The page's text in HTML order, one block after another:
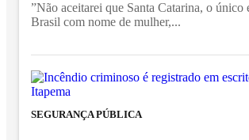
”Não aceitarei que Santa Catarina, o único
Brasil com nome de mulher,...
SEGURANÇA PÚBLICA